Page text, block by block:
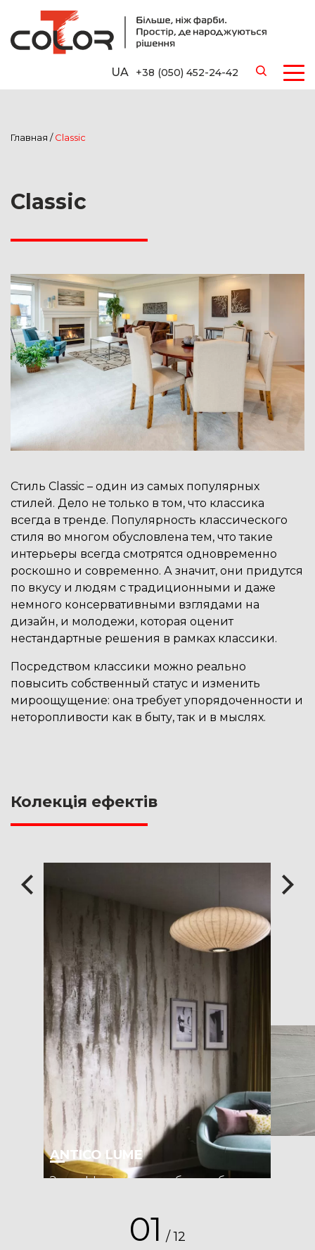
UA +38 (050) 452-24-42
Главная /Classic
Classic
Cтиль Classic – один из самых популярных
стилей. Дело не только в том, что классика
всегда в тренде. Популярность классического
стиля во многом обусловлена ​​тем, что такие
интерьеры всегда смотрятся одновременно
роскошно и современно. А значит, они придутся
по вкусу и людям с традиционными и даже
немного консервативными взглядами на
дизайн, и молодежи, которая оценит
нестандартные решения в рамках классики.
Посредством классики можно реально
повысить собственный статус и изменить
мироощущение: она требует упорядоченности и
неторопливости как в быту, так и в мыслях.
Колекція ефектів
ANTICO LUME
Этот эффект создан на базе любви ко
Он сочетает в себе прошлое и
01 /12